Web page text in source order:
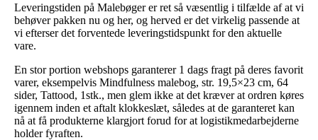
Leveringstiden på Malebøger er ret så væsentlig i tilfælde af at vi
behøver pakken nu og her, og herved er det virkelig passende at
vi efterser det forventede leveringstidspunkt for den aktuelle
vare.
En stor portion webshops garanterer 1 dags fragt på deres favorit
varer, eksempelvis Mindfulness malebog, str. 19,5×23 cm, 64
sider, Tattood, 1stk., men glem ikke at det kræver at ordren køres
igennem inden et aftalt klokkeslæt, således at de garanteret kan
nå at få produkterne klargjort forud for at logistikmedarbejderne
holder fyraften.